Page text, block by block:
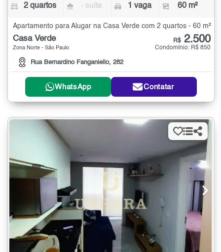
2 quartos - suíte 1 vaga 60 m²
Apartamento para Alugar na Casa Verde com 2 quartos - 60 m²
Casa Verde
Zona Norte - São Paulo
Rua Bernardino Fanganiello, 282
R$ 2.500
Condomínio: R$ 850
WhatsApp Contatar